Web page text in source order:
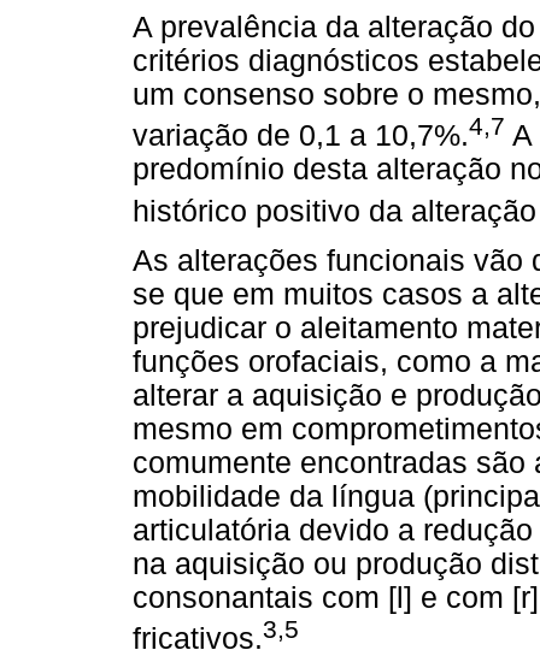
A prevalência da alteração
critérios diagnósticos
um consenso sobre o
variação de 0,1 a 10,7%.4,7 A
predomínio desta alteração
histórico positivo da
As alterações funcionais vão
se que em muitos casos a
prejudicar o aleitamento
funções orofaciais, como a
alterar a aquisição e
mesmo em
comumente encontradas
mobilidade da língua
articulatória devido a
na aquisição ou produção
consonantais com [l] e com
fricativos.3,5